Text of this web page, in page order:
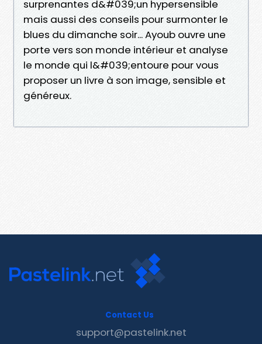
surprenantes d&#039;un hypersensible
mais aussi des conseils pour surmonter le
blues du dimanche soir... Ayoub ouvre une
porte vers son monde intérieur et analyse
le monde qui l&#039;entoure pour vous
proposer un livre à son image, sensible et
généreux.
Contact Us
support@pastelink.net